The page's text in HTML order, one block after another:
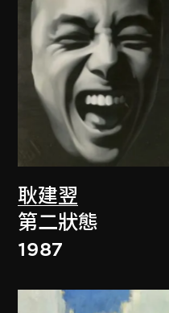
耿建翌
第二狀態
1987